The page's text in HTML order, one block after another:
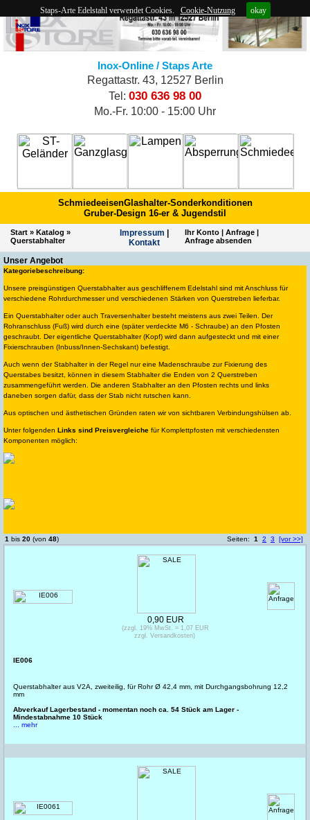
Staps-Arte Edelstahl verwendet Cookies. Cookie-Nutzung okay
Inox-Online / Staps Arte
Regattastr. 43, 12527 Berlin
Tel: 030 636 98 00
Mo.-Fr. 10:00 - 15:00 Uhr
SchmiedeeisenGlashalter-Sonderkonditionen
Gruber-Design 16-er & Jugendstil
Start » Katalog »
Querstabhalter
Impres­sum
Kontakt
Ihr Konto| Anfrage|
Anfrage absenden
Unser Angebot
Kategoriebeschreibung:
Unsere preisgünstigen Querstabhalter aus geschliffenem Edelstahl sind mit Anschluss für
verschiedene Rohrdurchmesser und verschiedenen Stärken von Querstreben lieferbar.
Ein Querstabhalter oder auch Traversenhalter besteht meistens aus zwei Teilen. Der
Rohranschluss (Fuß) wird durch eine (später verdeckte M6 - Schraube) an den Pfosten
geschraubt. Der eigentliche Querstabhalter (Kopf) wird dann aufgesteckt und mit einer
Fixierschrauben (Inbuss/Innen-Sechskant) befestigt.
Auch wenn der Stabhalter in der Regel nur eine Madenschraube zur Fixierung des
Querstabes besitzt, können in diesem Stabhalter die Enden von 2 Querstreben
zusammengeführt werden. Die anderen Stabhalter an den Pfosten rechts und links
daneben sorgen dafür, dass der Stab nicht rutschen kann.
Aus optischen und ästhetischen Gründen raten wir von sichtbaren Verbindungshülsen ab.
Unter folgenden Links sind Preisvergleiche für Komplettpfosten mit verschiedensten
Komponenten möglich:
1 bis 20 (von 48) Seiten: 1 2 3 [vor >>]
IE006
Querstabhalter aus V2A, zweiteilig, für Rohr Ø 42,4 mm, mit Durchgangsbohrung 12,2
mm
Abverkauf Lagerbestand - momentan noch ca. 54 Stück am Lager -
Mindestabnahme 10 Stück
... mehr
0,90 EUR
(zzgl. 19% MwSt. = 1,07 EUR
zzgl. Versandkosten)